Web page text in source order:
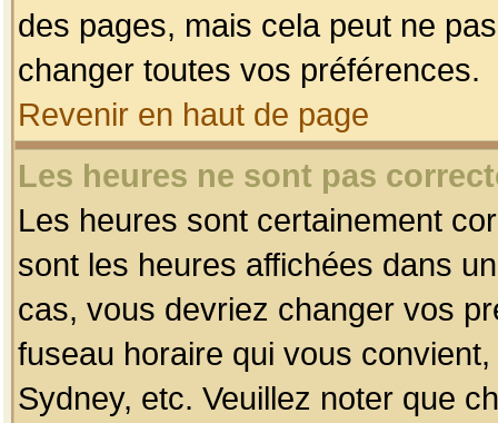
des pages, mais cela peut ne
changer toutes vos préférences.
Revenir en haut de page
Les heures ne sont pas
Les heures sont certainement
sont les heures affichées dans
cas, vous devriez changer vos
fuseau horaire qui vous
Sydney, etc. Veuillez noter que